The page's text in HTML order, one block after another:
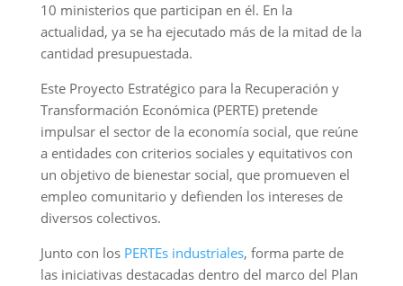
10 ministerios que participan en él. En la
actualidad, ya se ha ejecutado más de la mitad de la
cantidad presupuestada.
Este Proyecto Estratégico para la Recuperación y
Transformación Económica (PERTE) pretende
impulsar el sector de la economía social, que reúne
a entidades con criterios sociales y equitativos con
un objetivo de bienestar social, que promueven el
empleo comunitario y defienden los intereses de
diversos colectivos.
Junto con los PERTEs industriales, forma parte de
las iniciativas destacadas dentro del marco del Plan